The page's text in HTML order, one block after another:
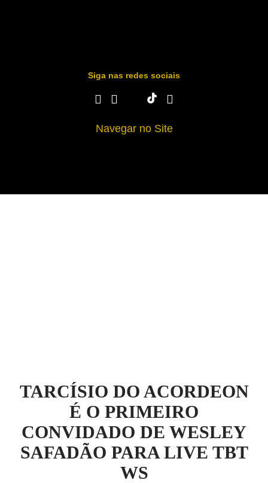
Siga nas redes sociais
Navegar no Site
TARCÍSIO DO ACORDEON
É O PRIMEIRO
CONVIDADO DE WESLEY
SAFADÃO PARA LIVE TBT
WS